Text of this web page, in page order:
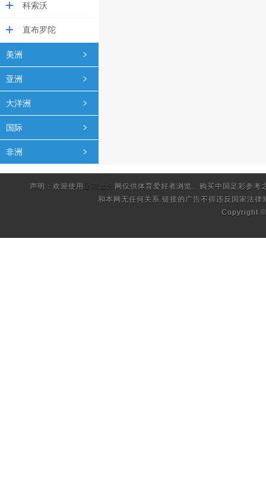
科索沃
直布罗陀
美洲
亚洲
大洋洲
国际
非洲
声明：欢迎使用 足球比分 网仅供体育爱好者浏览、购买中国足彩参
和本网无任何关系.链接的广告不得违反国家法律
Copyright